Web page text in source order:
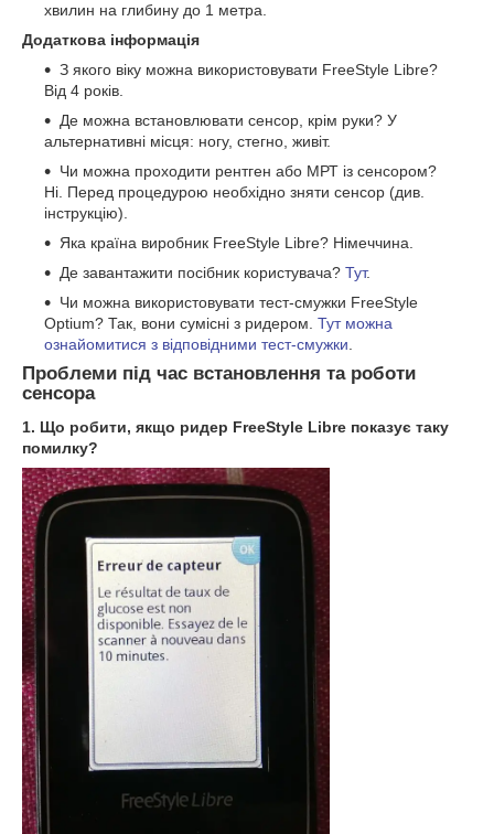
хвилин на глибину до 1 метра.
Додаткова інформація
З якого віку можна використовувати FreeStyle Libre?
Від 4 років.
Де можна встановлювати сенсор, крім руки? У
альтернативні місця: ногу, стегно, живіт.
Чи можна проходити рентген або МРТ із сенсором?
Ні. Перед процедурою необхідно зняти сенсор (див.
інструкцію).
Яка країна виробник FreeStyle Libre? Німеччина.
Де завантажити посібник користувача? Тут.
Чи можна використовувати тест-смужки FreeStyle
Optium? Так, вони сумісні з ридером. Тут можна
ознайомитися з відповідними тест-смужки.
Проблеми під час встановлення та роботи
сенсора
1. Що робити, якщо ридер FreeStyle Libre показує таку
помилку?